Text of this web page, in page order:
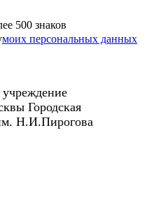
500 знаков
моих персональных данных
учреждение
Городская
Н.И.Пирогова